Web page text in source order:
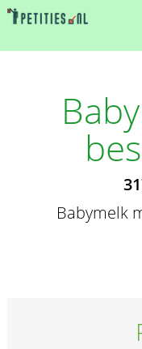
Babymelk